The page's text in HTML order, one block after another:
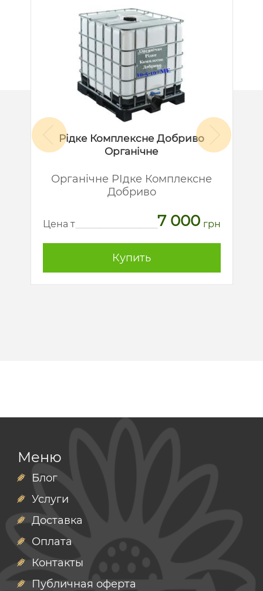
Рідке Комплексне Добриво
Органічне
Органічне РІдке Комплексне
Добриво
Цена т 7 000 грн
Купить
Меню
Блог
Услуги
Доставка
Оплата
Контакты
Публичная оферта